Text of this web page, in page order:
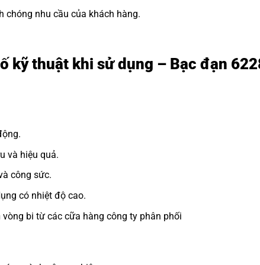
chóng nhu cầu của khách hàng.
kỹ thuật khi sử dụng – Bạc đạn
và hiệu quả.
công sức.
có nhiệt độ cao.
bi từ các cữa hàng công ty phân phối